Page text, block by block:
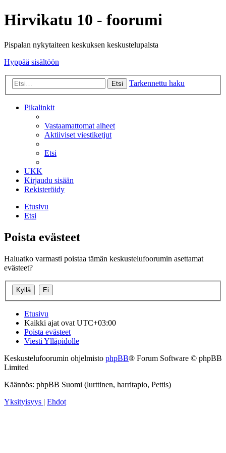
Hirvikatu 10 - foorumi
Pispalan nykytaiteen keskuksen keskustelupalsta
Hyppää sisältöön
Etsi Tarkennettu haku
Pikalinkit
Vastaamattomat aiheet
Aktiiviset viestiketjut
Etsi
UKK
Kirjaudu sisään
Rekisteröidy
Etusivu
Etsi
Poista evästeet
Haluatko varmasti poistaa tämän keskustelufoorumin asettamat
evästeet?
Etusivu
Kaikki ajat ovat UTC+03:00
Poista evästeet
Viesti Ylläpidolle
Keskustelufoorumin ohjelmisto phpBB® Forum Software © phpBB
Limited
Käännös: phpBB Suomi (lurttinen, harritapio, Pettis)
Yksityisyys | Ehdot